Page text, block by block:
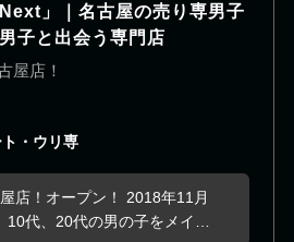
」｜名古屋の売り専男子
子と出会う専門店
屋店！
・ウリ専
店！オープン！ 2018年11月
代、20代の男の子をメイン